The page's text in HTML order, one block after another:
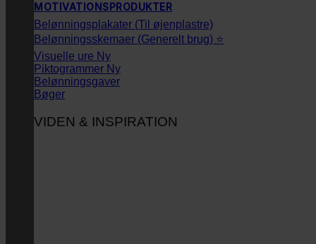
MOTIVATIONSPRODUKTER
Belønningsplakater (Til øjenplastre)
Belønningsskemaer (Generelt brug) ⭐
Visuelle ure
Piktogrammer
Belønningsgaver
Bøger
VIDEN & INSPIRATION